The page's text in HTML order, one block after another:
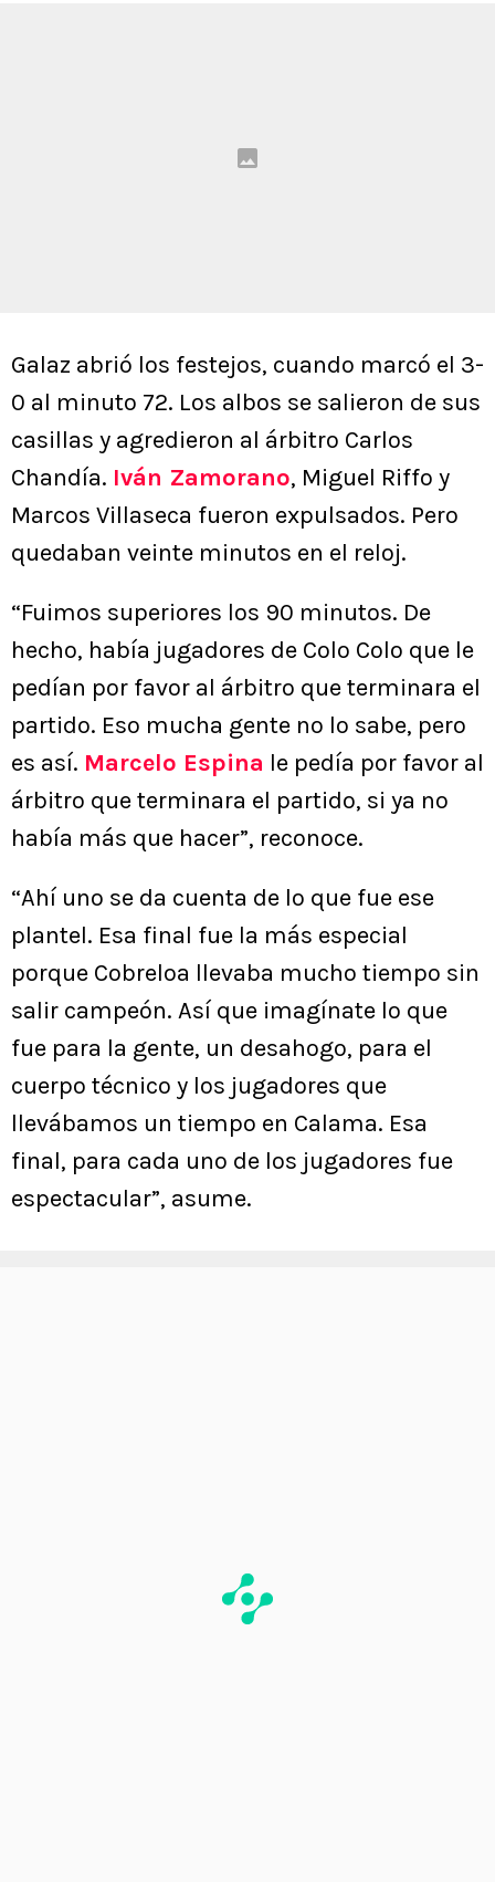
Galaz abrió los festejos, cuando marcó el 3-
0 al minuto 72. Los albos se salieron de sus
casillas y agredieron al árbitro Carlos
Chandía. Iván Zamorano, Miguel Riffo y
Marcos Villaseca fueron expulsados. Pero
quedaban veinte minutos en el reloj.
“Fuimos superiores los 90 minutos. De
hecho, había jugadores de Colo Colo que le
pedían por favor al árbitro que terminara el
partido. Eso mucha gente no lo sabe, pero
es así. Marcelo Espina le pedía por favor al
árbitro que terminara el partido, si ya no
había más que hacer”, reconoce.
“Ahí uno se da cuenta de lo que fue ese
plantel. Esa final fue la más especial
porque Cobreloa llevaba mucho tiempo sin
salir campeón. Así que imagínate lo que
fue para la gente, un desahogo, para el
cuerpo técnico y los jugadores que
llevábamos un tiempo en Calama. Esa
final, para cada uno de los jugadores fue
espectacular”, asume.